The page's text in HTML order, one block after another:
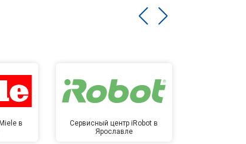
в
Сервисный центр iRobot в
Ярославле